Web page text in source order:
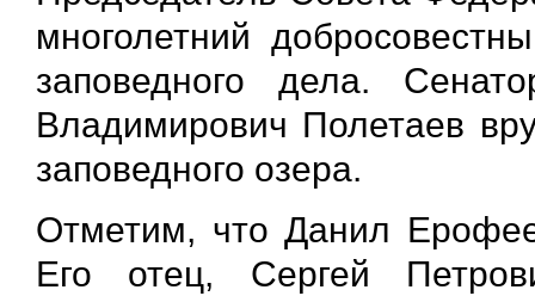
многолетний
заповедного дела.
Владимирович Полетаев
заповедного озера.
Отметим, что Данил
Его отец, Сергей